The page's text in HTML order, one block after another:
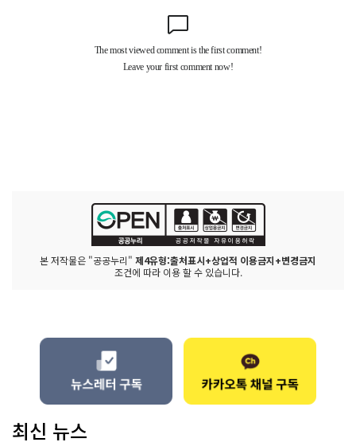
본 저작물은 "공공누리" 제4유형:출처표시+상업적 이용금지+변경금지
조건에 따라 이용 할 수 있습니다.
최신 뉴스